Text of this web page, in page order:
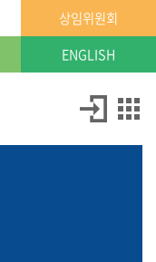
상임위원회
ENGLISH